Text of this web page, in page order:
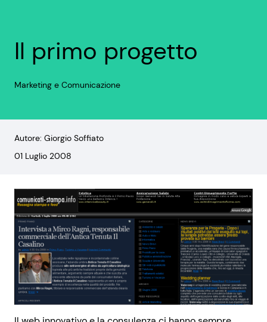
Il primo progetto
Marketing e Comunicazione
Autore: Giorgio Soffiato
01 Luglio 2008